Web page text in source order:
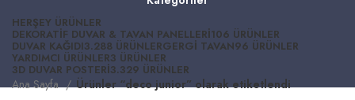
HERŞEY ÜRÜNLER
DEKORATIF DUVAR & TAVAN PANELLERI106 ÜRÜNLER
DUVAR KAĞIDI3.288 ÜRÜNLERGERGI TAVAN96 ÜRÜNLER
YARDIMCI ÜRÜNLER3 ÜRÜNLER
3D DUVAR POSTERI3.329 ÜRÜNLER
Ana Sayfa
Ürünler “deco junior” olarak etiketlendi